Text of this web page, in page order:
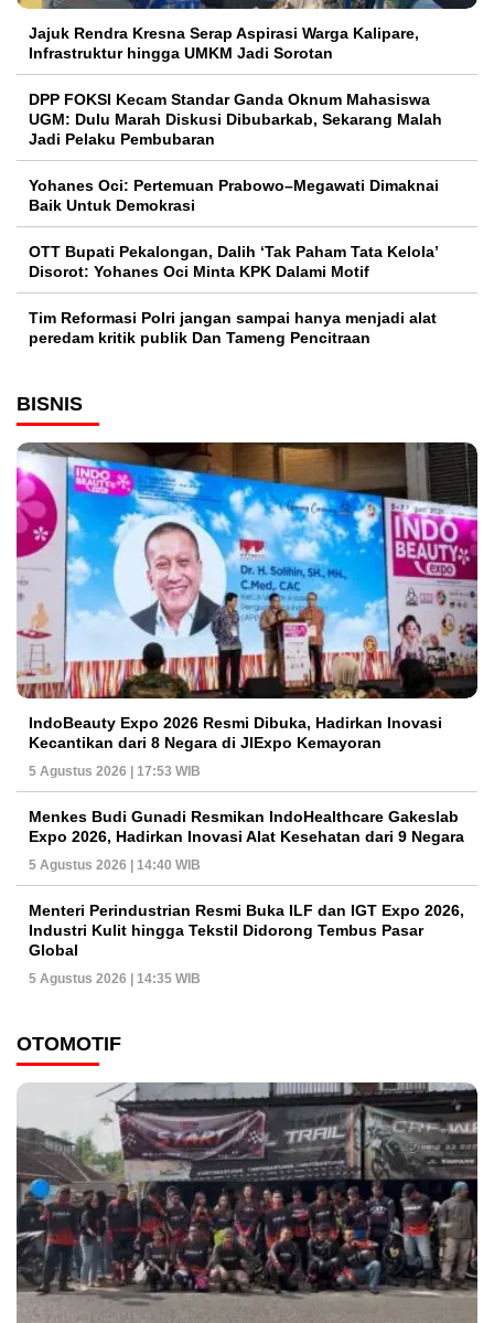
Jajuk Rendra Kresna Serap Aspirasi Warga Kalipare,
Infrastruktur hingga UMKM Jadi Sorotan
DPP FOKSI Kecam Standar Ganda Oknum Mahasiswa
UGM: Dulu Marah Diskusi Dibubarkab, Sekarang Malah
Jadi Pelaku Pembubaran
Yohanes Oci: Pertemuan Prabowo–Megawati Dimaknai
Baik Untuk Demokrasi
OTT Bupati Pekalongan, Dalih ‘Tak Paham Tata Kelola’
Disorot: Yohanes Oci Minta KPK Dalami Motif
Tim Reformasi Polri jangan sampai hanya menjadi alat
peredam kritik publik Dan Tameng Pencitraan
BISNIS
IndoBeauty Expo 2026 Resmi Dibuka, Hadirkan Inovasi
Kecantikan dari 8 Negara di JIExpo Kemayoran
5 Agustus 2026 | 17:53 WIB
Menkes Budi Gunadi Resmikan IndoHealthcare Gakeslab
Expo 2026, Hadirkan Inovasi Alat Kesehatan dari 9 Negara
5 Agustus 2026 | 14:40 WIB
Menteri Perindustrian Resmi Buka ILF dan IGT Expo 2026,
Industri Kulit hingga Tekstil Didorong Tembus Pasar
Global
5 Agustus 2026 | 14:35 WIB
OTOMOTIF